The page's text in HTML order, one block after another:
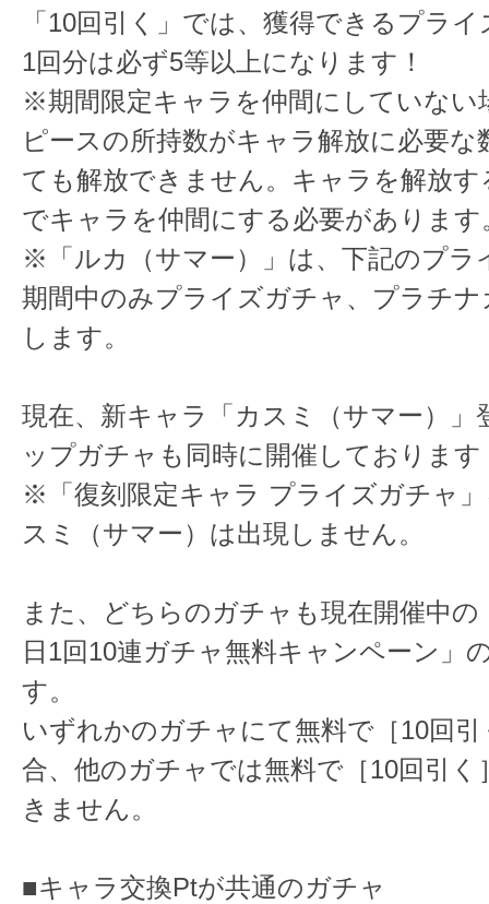
「10回引く」では、獲得できるプラ
1回分は必ず5等以上になります！
※期間限定キャラを仲間にしていない
ピースの所持数がキャラ解放に必要な
ても解放できません。キャラを解放
でキャラを仲間にする必要があります
※「ルカ（サマー）」は、下記のプラ
期間中のみプライズガチャ、プラチ
します。
現在、新キャラ「カスミ（サマー）」
ップガチャも同時に開催しております
※「復刻限定キャラ プライズガチャ
スミ（サマー）は出現しません。
また、どちらのガチャも現在開催中の
日1回10連ガチャ無料キャンペーン」
す。
いずれかのガチャにて無料で［10回
合、他のガチャでは無料で［10回引く
きません。
■キャラ交換Ptが共通のガチャ